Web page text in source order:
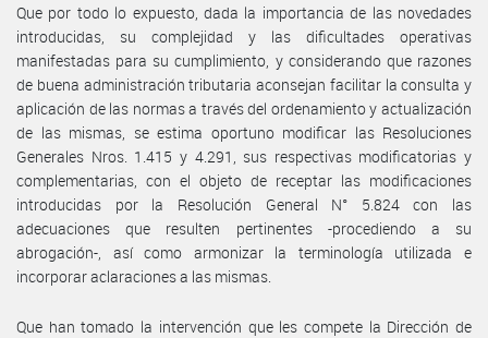
Que por todo lo expuesto, dada la importancia de las novedades
introducidas, su complejidad y las dificultades operativas
manifestadas para su cumplimiento, y considerando que razones
de buena administración tributaria aconsejan facilitar la consulta y
aplicación de las normas a través del ordenamiento y actualización
de las mismas, se estima oportuno modificar las Resoluciones
Generales Nros. 1.415 y 4.291, sus respectivas modificatorias y
complementarias, con el objeto de receptar las modificaciones
introducidas por la Resolución General N° 5.824 con las
adecuaciones que resulten pertinentes -procediendo a su
abrogación-, así como armonizar la terminología utilizada e
incorporar aclaraciones a las mismas.
Que han tomado la intervención que les compete la Dirección de